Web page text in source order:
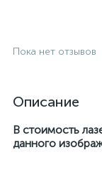
Пока нет отзывов
Описание
В стоимость
данного